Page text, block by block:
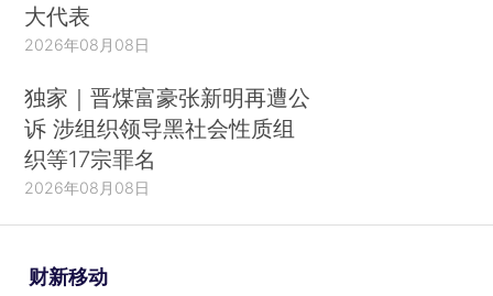
大代表
2026年08月08日
独家｜晋煤富豪张新明再遭公
诉 涉组织领导黑社会性质组
织等17宗罪名
2026年08月08日
财新移动